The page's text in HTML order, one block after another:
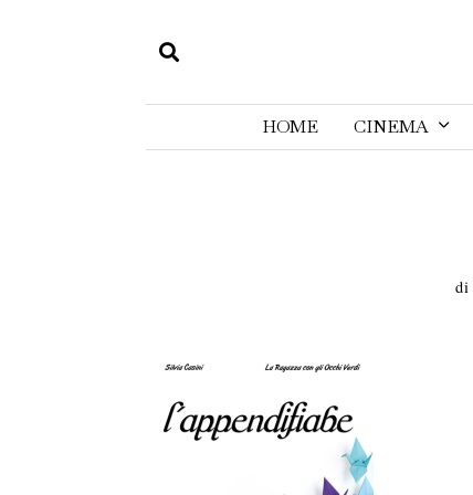
HOME CINEMA
di